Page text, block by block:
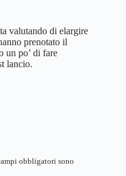
valutando di elargire
prenotato il
un po’ di fare
lancio.
obbligatori sono